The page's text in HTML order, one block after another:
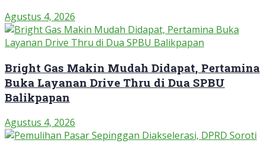
Agustus 4, 2026
Bright Gas Makin Mudah Didapat, Pertamina
Buka Layanan Drive Thru di Dua SPBU
Balikpapan
Agustus 4, 2026